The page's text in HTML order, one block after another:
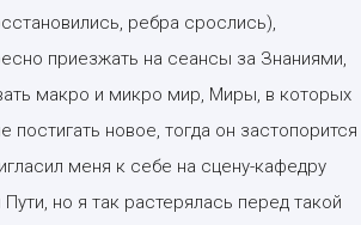
ребра срослись),
приезжать на сеансы за Знаниями,
макро и микро мир, Миры, в которых
новое, тогда он застопорится
меня к себе на сцену-кафедру
но я так растерялась перед такой